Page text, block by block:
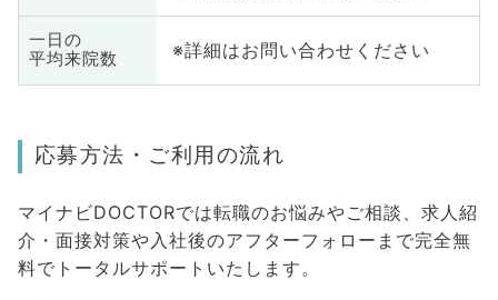
一日の
平均来院数
※詳細はお問い合わせください
応募方法・ご利用の流れ
マイナビDOCTORでは転職のお悩みやご相談、求人紹
介・面接対策や入社後のアフターフォローまで完全無
料でトータルサポートいたします。